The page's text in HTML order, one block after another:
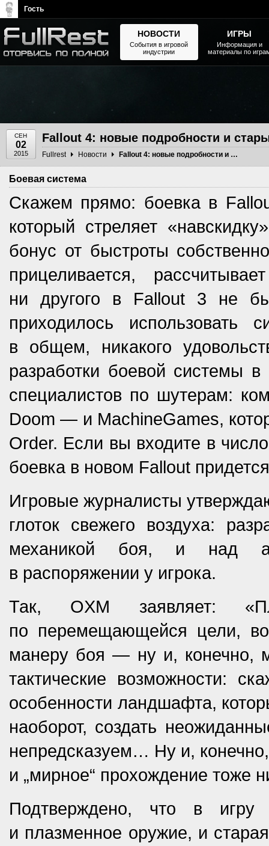
СЕН
02
2015
Fallout 4: новые подробности и
Fullrest Новости Fallout 4: новые подробности и старые споры
Боевая система
Скажем прямо: боевка в
который стреляет
бонус от быстроты
прицеливается,
ни другого в Fallout 3 не
приходилось использовать
в общем, никакого
разработки боевой системы
специалистов по шутерам:
Doom — и MachineGames,
Order. Если вы входите в
боевка в новом Fallout
Игровые журналисты
глоток свежего воздуха:
механикой боя, и над
в распоряжении у игрока.
Так, OXM заявляет:
по перемещающейся цели,
манеру боя — ну и, конечно,
тактические возможности:
особенности ландшафта,
наоборот, создать
непредсказуем… Ну и,
и „мирное“ прохождение тоже
Подтверждено, что в игру
и плазменное оружие, и
НОВОСТИ
События в игровой
индустрии
ИГРЫ
Информация и
материалы по
Гость